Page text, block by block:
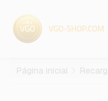
Página inicial